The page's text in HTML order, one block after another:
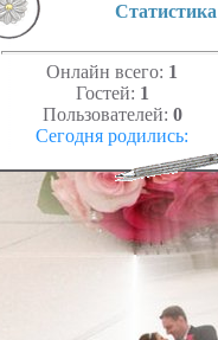
Статистика
Онлайн всего: 1
Гостей: 1
Пользователей: 0
Сегодня родились: